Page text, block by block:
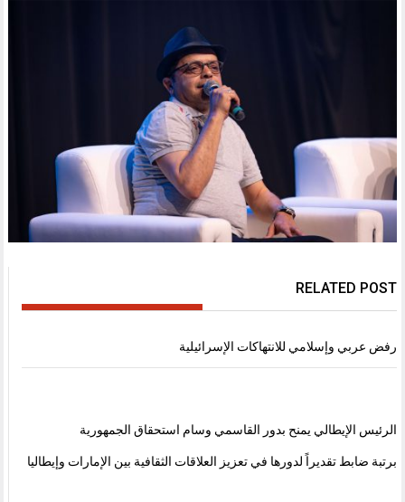
RELATED POST
رفض عربي وإسلامي للانتهاكات الإسرائيلية
الرئيس الإيطالي يمنح بدور القاسمي وسام استحقاق الجمهورية
برتبة ضابط تقديراً لدورها في تعزيز العلاقات الثقافية بين الإمارات وإيطاليا